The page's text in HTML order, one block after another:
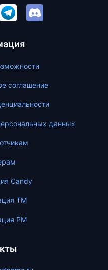
соглашение
данных
Candy
ТМ
PM